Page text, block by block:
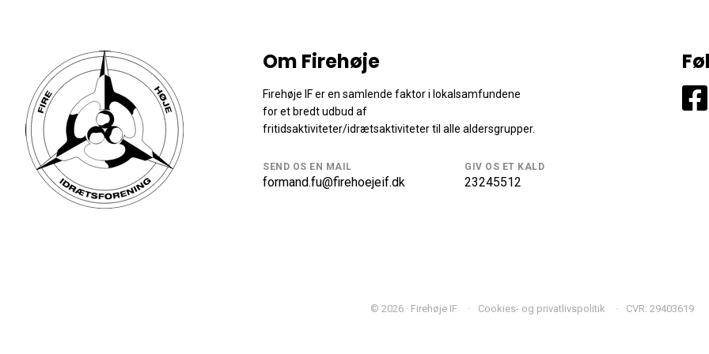
Om Firehøje
Firehøje IF er en samlende faktor i lokalsamfundene
for et bredt udbud af
fritidsaktiviteter/idrætsaktiviteter til alle aldersgrupper.
SEND OS EN MAIL
formand.fu@firehoejeif.dk
GIV OS ET KALD
23245512
© 2026 · Firehøje IF Cookies- og privatlivspolitik CVR: 29403619